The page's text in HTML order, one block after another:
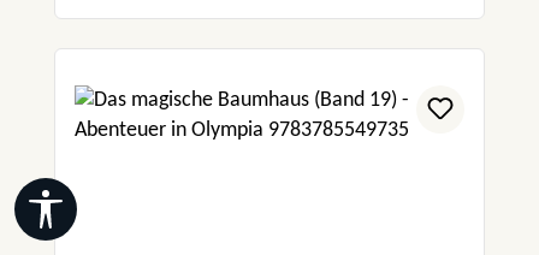
Werkzeugleiste anzeigen